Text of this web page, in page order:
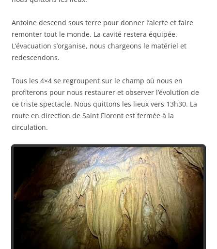
Antoine descend sous terre pour donner l’alerte et faire
remonter tout le monde. La cavité restera équipée.
L’évacuation s’organise, nous chargeons le matériel et
redescendons.
Tous les 4×4 se regroupent sur le champ où nous en
profiterons pour nous restaurer et observer l’évolution de
ce triste spectacle. Nous quittons les lieux vers 13h30. La
route en direction de Saint Florent est fermée à la
circulation.